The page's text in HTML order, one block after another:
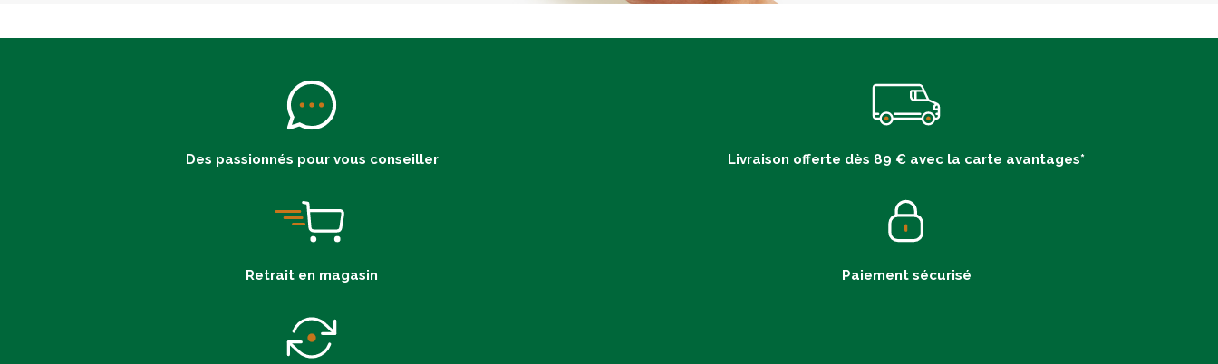
Des passionnés pour vous conseiller Livraison offerte dès 89 € avec la carte avantages*
Retrait en magasin Paiement sécurisé